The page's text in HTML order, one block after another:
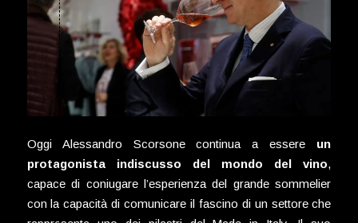
Oggi Alessandro Scorsone continua a essere un
protagonista indiscusso del mondo del vino,
capace di coniugare l’esperienza del grande sommelier
con la capacità di comunicare il fascino di un settore che